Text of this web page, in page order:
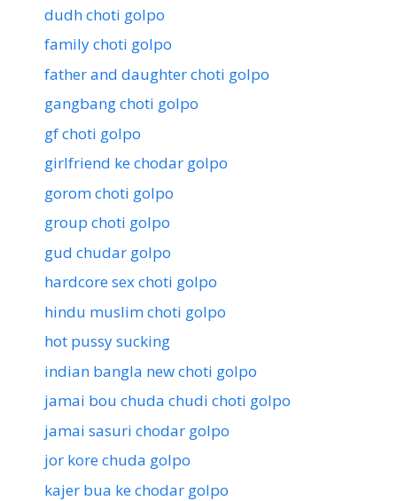
dudh choti golpo
family choti golpo
father and daughter choti golpo
gangbang choti golpo
gf choti golpo
girlfriend ke chodar golpo
gorom choti golpo
group choti golpo
gud chudar golpo
hardcore sex choti golpo
hindu muslim choti golpo
hot pussy sucking
indian bangla new choti golpo
jamai bou chuda chudi choti golpo
jamai sasuri chodar golpo
jor kore chuda golpo
kajer bua ke chodar golpo